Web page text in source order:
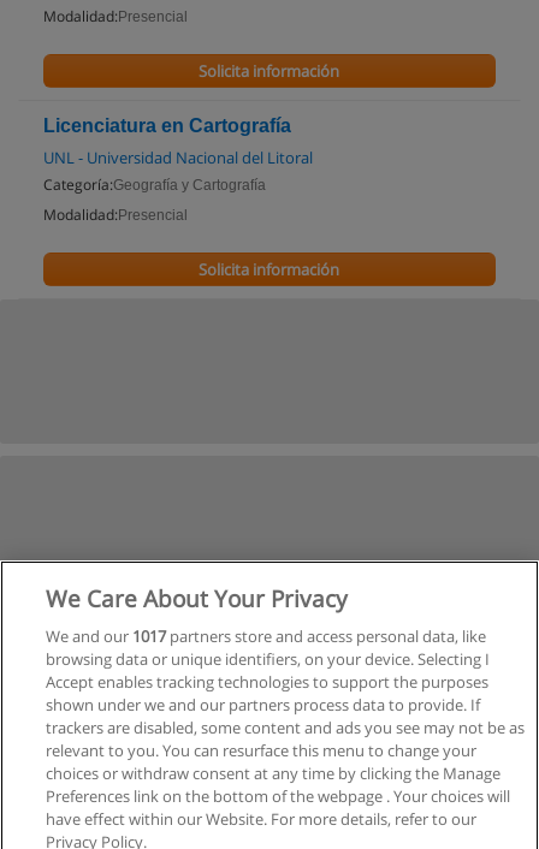
Modalidad: Presencial
Solicita información
Licenciatura en Cartografía
UNL - Universidad Nacional del Litoral
Categoría:Geografía y Cartografía
Modalidad: Presencial
Solicita información
We Care About Your Privacy
We and our 1017partners store and access personal data, like
browsing data or unique identifiers, on your device. Selecting I
Accept enables tracking technologies to support the purposes
shown under we and our partners process data to provide. If
trackers are disabled, some content and ads you see may not be as
relevant to you. You can resurface this menu to change your
choices or withdraw consent at any time by clicking the Manage
Preferences link on the bottom of the webpage . Your choices will
have effect within our Website. For more details, refer to our
Privacy Policy.